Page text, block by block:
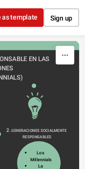
as template Sign up
EN LAS
2. GENERACIONES SOCIALMENTE
RESPONSABLES
Los
Millennials
La